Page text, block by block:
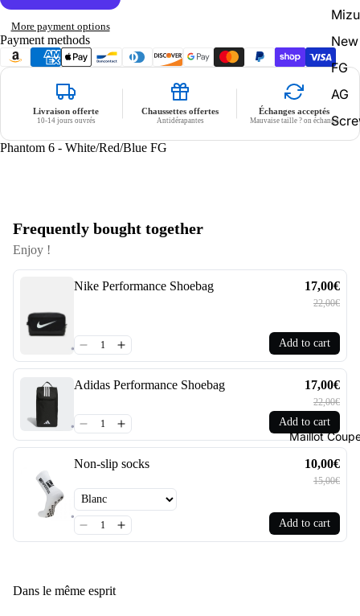
FG
AG
Maillot
More payment options
Payment methods
Livraison offerte
10-14 jours ouvrés
Chaussettes offertes
Antidérapantes
Échanges acceptés
Mauvaise taille ? on échange
Phantom 6 - White/Red/Blue FG
Frequently bought together
Enjoy !
Nike Performance Shoebag 17,00€
22,00€
Add to cart
Adidas Performance Shoebag 17,00€
22,00€
Add to cart
Non-slip socks 10,00€
15,00€
Add to cart
Dans le même esprit